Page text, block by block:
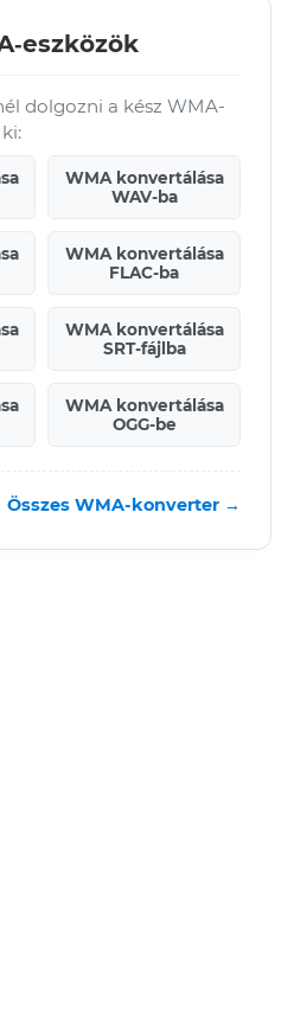
dolgozni a kész WMA-
WMA konvertálása
WAV-ba
WMA konvertálása
FLAC-ba
WMA konvertálása
SRT-fájlba
WMA konvertálása
OGG-be
Összes WMA-konverter →